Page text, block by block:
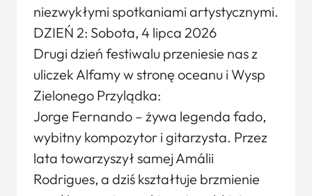
niezwykłymi spotkaniami artystycznymi.
DZIEŃ 2: Sobota, 4 lipca 2026
Drugi dzień festiwalu przeniesie nas z
uliczek Alfamy w stronę oceanu i Wysp
Zielonego Przylądka:
Jorge Fernando – żywa legenda fado,
wybitny kompozytor i gitarzysta. Przez
lata towarzyszył samej Amálii
Rodrigues, a dziś kształtuje brzmienie